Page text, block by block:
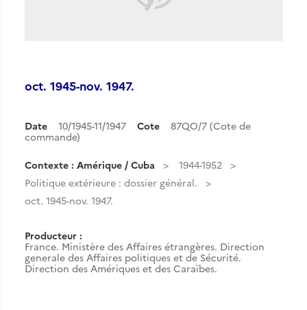
oct. 1945-nov. 1947.
Date 10/1945-11/1947 Cote
87QO/7 (Cote de
commande)
Contexte : Amérique / Cuba
1944-1952
Politique extérieure : dossier général.
oct. 1945-nov. 1947.
Producteur :
France. Ministère des Affaires étrangères. Direction
generale des Affaires politiques et de Sécurité.
Direction des Amériques et des Caraïbes.